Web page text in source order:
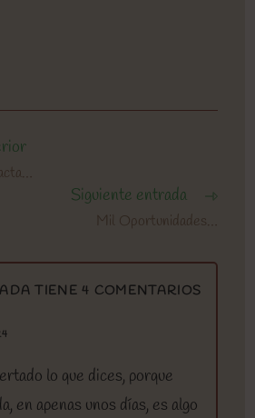
Siguiente entrada
Mil Oportunidades…
TIENE 4 COMENTARIOS
lo que dices, porque
en apenas unos días, es algo